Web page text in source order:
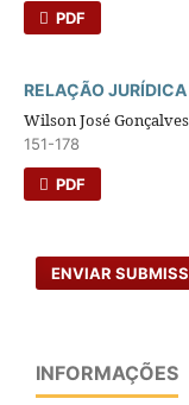
PDF
RELAÇÃO
Wilson José Gonçalves
151-178
PDF
ENVIAR
INFORMAÇÕES